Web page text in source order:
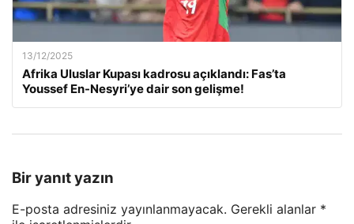
13/12/2025
Afrika Uluslar Kupası kadrosu açıklandı: Fas’ta
Youssef En-Nesyri’ye dair son gelişme!
Bir yanıt yazın
E-posta adresiniz yayınlanmayacak. Gerekli alanlar *